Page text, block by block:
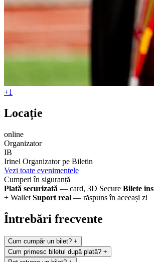
+1
Locație
online
Organizator
IB
Irinel Organizator pe Biletin
Vezi toate evenimentele
Cumperi în siguranță
Plată securizată — card, 3D Secure Bilete
+ Wallet Suport real — răspuns în aceeași zi
Întrebări frecvente
Cum cumpăr un bilet? +
Cum primesc biletul după plată? +